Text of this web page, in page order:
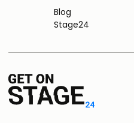
Blog
Stage24